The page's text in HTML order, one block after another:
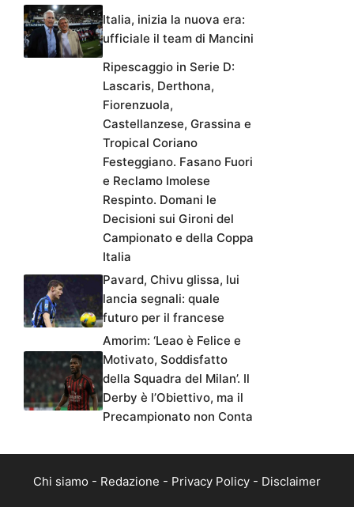
Italia, inizia la nuova era:
ufficiale il team di Mancini
Ripescaggio in Serie D:
Lascaris, Derthona,
Fiorenzuola,
Castellanzese, Grassina e
Tropical Coriano
Festeggiano. Fasano Fuori
e Reclamo Imolese
Respinto. Domani le
Decisioni sui Gironi del
Campionato e della Coppa
Italia
Pavard, Chivu glissa, lui
lancia segnali: quale
futuro per il francese
Amorim: ‘Leao è Felice e
Motivato, Soddisfatto
della Squadra del Milan’. Il
Derby è l’Obiettivo, ma il
Precampionato non Conta
Chi siamo - Redazione - Privacy Policy - Disclaimer